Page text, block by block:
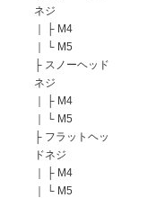
ネジ
｜
├ M4
｜
└ M5
├ スノーヘッド
ネジ
｜
├ M4
｜
└ M5
├ フラットヘッ
ドネジ
｜
├ M4
｜
└ M5